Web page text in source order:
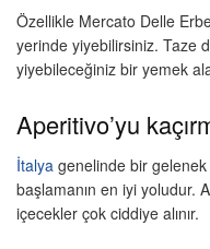
Özellikle Mercato Delle
yerinde yiyebilirsiniz. Taze
yiyebileceğiniz bir yemek
Aperitivo’yu
İtalya genelinde bir
başlamanın en iyi yoludur.
içecekler çok ciddiye alınır.